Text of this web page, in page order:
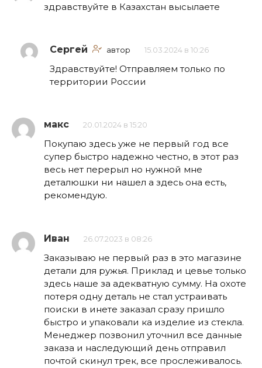
здравствуйте в Казахстан высылаете
Сергей автор 15.03.2024 в 10:26
Здравствуйте! Отправляем только по
территории России
макс 20.01.2024 в 15:20
Покупаю здесь уже не первый год все
супер быстро надежно честно, в этот раз
весь нет перерыл но нужной мне
деталюшки ни нашел а здесь она есть,
рекомендую.
Иван 26.07.2023 в 08:26
Заказываю не первый раз в это магазине
детали для ружья. Приклад и цевье только
здесь наше за адекватную сумму. На охоте
потеря одну деталь не стал устраивать
поиски в инете заказал сразу пришло
быстро и упаковали ка изделие из стекла.
Менеджер позвонил уточнил все данные
заказа и наследующий день отправил
почтой скинул трек, все прослеживалось.